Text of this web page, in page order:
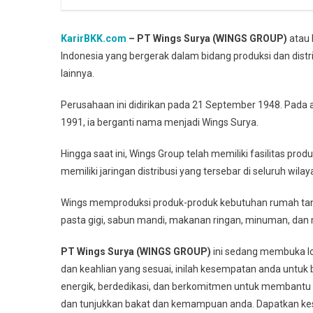
KarirBKK.com – PT Wings Surya (WINGS GROUP) atau
Indonesia yang bergerak dalam bidang produksi dan
lainnya.
Perusahaan ini didirikan pada 21 September 1948.
1991, ia berganti nama menjadi Wings Surya.
Hingga saat ini, Wings Group telah memiliki fasilitas
memiliki jaringan distribusi yang tersebar di seluruh
Wings memproduksi produk-produk kebutuhan rumah
pasta gigi, sabun mandi, makanan ringan, minuman, dan
PT Wings Surya (WINGS GROUP) ini sedang membuka
dan keahlian yang sesuai, inilah kesempatan anda
energik, berdedikasi, dan berkomitmen untuk
dan tunjukkan bakat dan kemampuan anda. Dapatkan